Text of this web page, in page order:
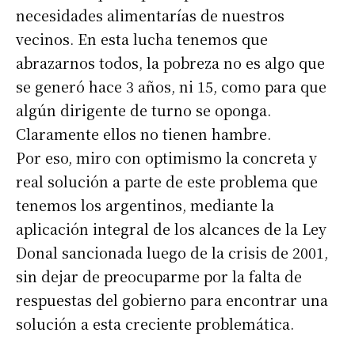
Suscribirme gratis
Dirección de correo electrónico *
Nombre
Apellidos
Número de teléfono
necesidades alimentarías de nuestros
vecinos. En esta lucha tenemos que
abrazarnos todos, la pobreza no es algo que
se generó hace 3 años, ni 15, como para que
algún dirigente de turno se oponga.
Claramente ellos no tienen hambre.
Por eso, miro con optimismo la concreta y
real solución a parte de este problema que
tenemos los argentinos, mediante la
aplicación integral de los alcances de la Ley
Donal sancionada luego de la crisis de 2001,
sin dejar de preocuparme por la falta de
respuestas del gobierno para encontrar una
solución a esta creciente problemática.